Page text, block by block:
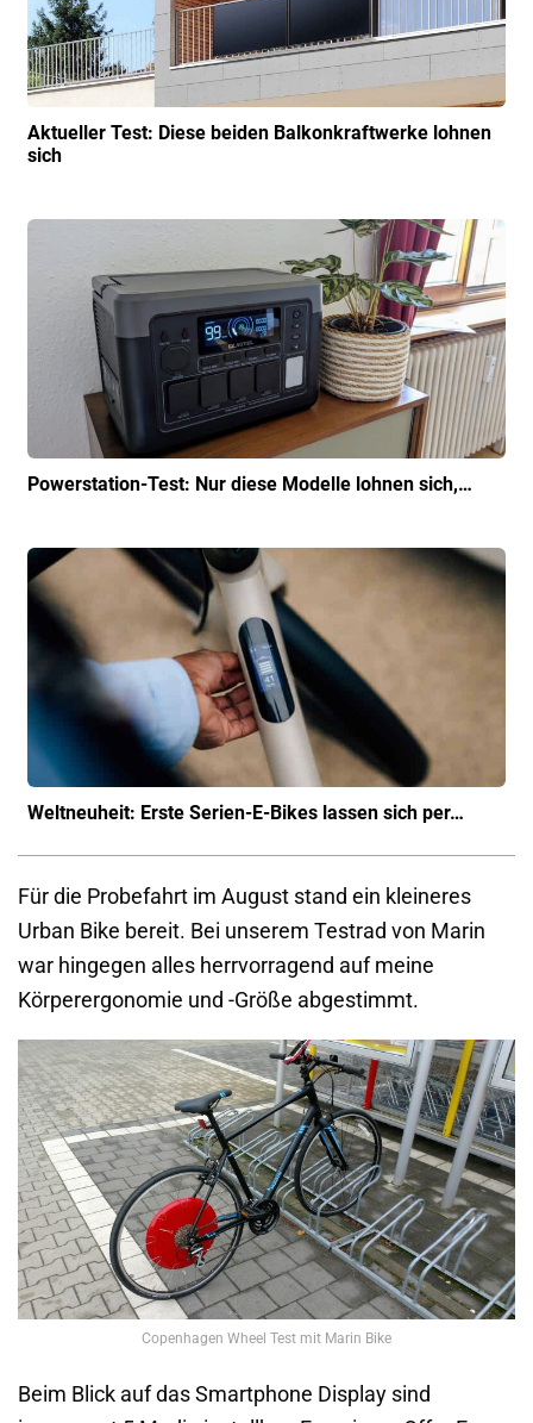
Aktueller Test: Diese beiden Balkonkraft­werke lohnen
sich
Powerstation-Test: Nur diese Modelle lohnen sich,…
Weltneuheit: Erste Serien-E-Bikes lassen sich per…
Für die Probefahrt im August stand ein kleineres
Urban Bike bereit. Bei unserem Testrad von Marin
war hingegen alles herrvorragend auf meine
Körperergonomie und -Größe abgestimmt.
Copenhagen Wheel Test mit Marin Bike
Beim Blick auf das Smartphone Display sind